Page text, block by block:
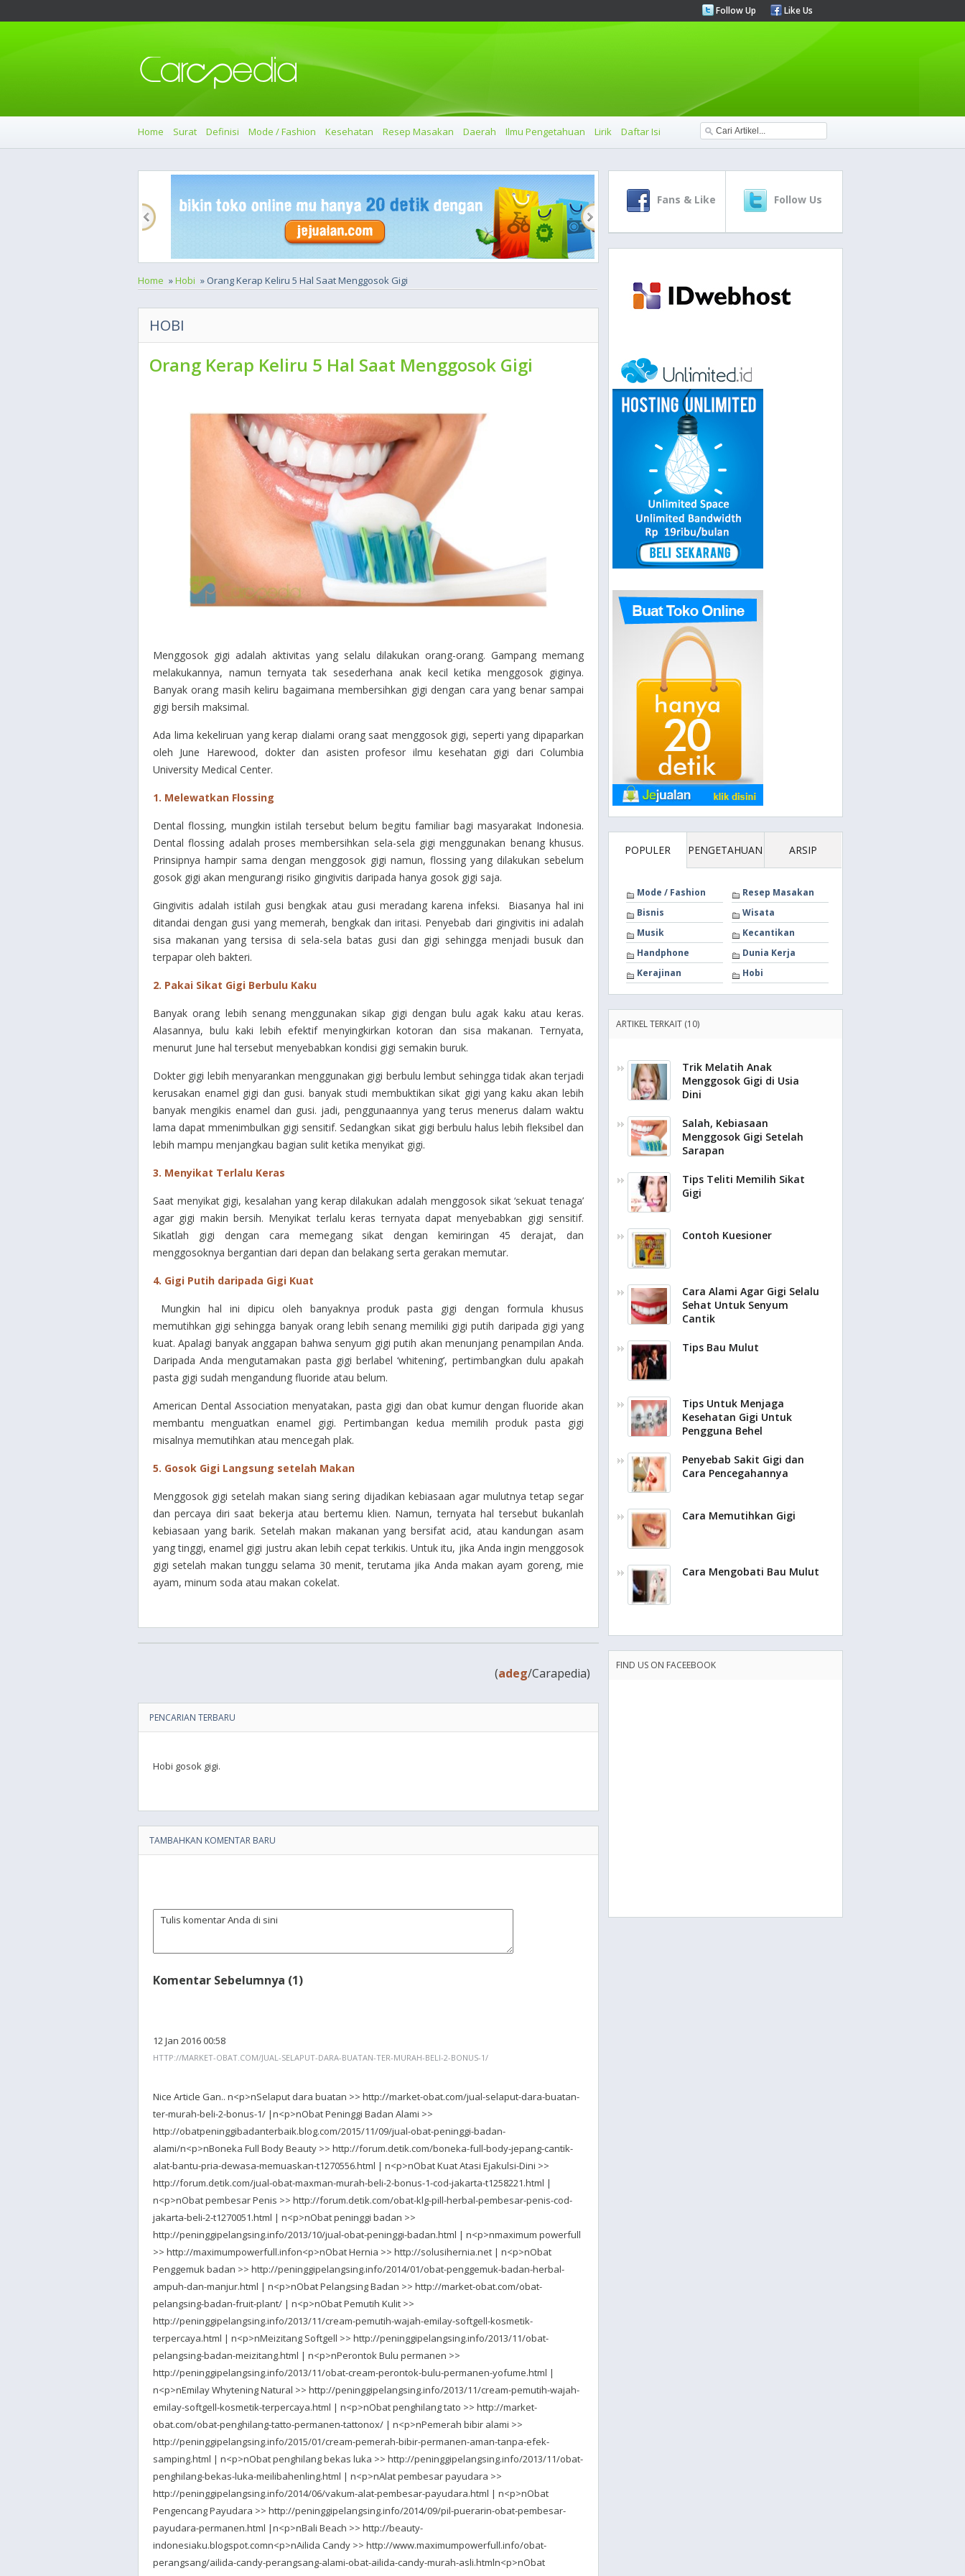
Follow Up Like Us
Home Surat Definisi Mode / Fashion Kesehatan Resep Masakan Daerah Ilmu Pengetahuan Lirik Daftar Isi
Home »Hobi » Orang Kerap Keliru 5 Hal Saat Menggosok Gigi
HOBI
Orang Kerap Keliru 5 Hal Saat Menggosok Gigi
Menggosok gigi adalah aktivitas yang selalu dilakukan orang-orang. Gampang memang
melakukannya, namun ternyata tak sesederhana anak kecil ketika menggosok giginya.
Banyak orang masih keliru bagaimana membersihkan gigi dengan cara yang benar sampai
gigi bersih maksimal.
Ada lima kekeliruan yang kerap dialami orang saat menggosok gigi, seperti yang dipaparkan
oleh June Harewood, dokter dan asisten profesor ilmu kesehatan gigi dari Columbia
University Medical Center.
1. Melewatkan Flossing
Dental flossing, mungkin istilah tersebut belum begitu familiar bagi masyarakat Indonesia.
Dental flossing adalah proses membersihkan sela-sela gigi menggunakan benang khusus.
Prinsipnya hampir sama dengan menggosok gigi namun, flossing yang dilakukan sebelum
gosok gigi akan mengurangi risiko gingivitis daripada hanya gosok gigi saja.
Gingivitis adalah istilah gusi bengkak atau gusi meradang karena infeksi. Biasanya hal ini
ditandai dengan gusi yang memerah, bengkak dan iritasi. Penyebab dari gingivitis ini adalah
sisa makanan yang tersisa di sela-sela batas gusi dan gigi sehingga menjadi busuk dan
terpapar oleh bakteri.
2. Pakai Sikat Gigi Berbulu Kaku
Banyak orang lebih senang menggunakan sikap gigi dengan bulu agak kaku atau keras.
Alasannya, bulu kaki lebih efektif menyingkirkan kotoran dan sisa makanan. Ternyata,
menurut June hal tersebut menyebabkan kondisi gigi semakin buruk.
Dokter gigi lebih menyarankan menggunakan gigi berbulu lembut sehingga tidak akan terjadi
kerusakan enamel gigi dan gusi. banyak studi membuktikan sikat gigi yang kaku akan lebih
banyak mengikis enamel dan gusi. jadi, penggunaannya yang terus menerus dalam waktu
lama dapat mmenimbulkan gigi sensitif. Sedangkan sikat gigi berbulu halus lebih fleksibel dan
lebih mampu menjangkau bagian sulit ketika menyikat gigi.
3. Menyikat Terlalu Keras
Saat menyikat gigi, kesalahan yang kerap dilakukan adalah menggosok sikat ‘sekuat tenaga’
agar gigi makin bersih. Menyikat terlalu keras ternyata dapat menyebabkan gigi sensitif.
Sikatlah gigi dengan cara memegang sikat dengan kemiringan 45 derajat, dan
menggosoknya bergantian dari depan dan belakang serta gerakan memutar.
4. Gigi Putih daripada Gigi Kuat
Mungkin hal ini dipicu oleh banyaknya produk pasta gigi dengan formula khusus
memutihkan gigi sehingga banyak orang lebih senang memiliki gigi putih daripada gigi yang
kuat. Apalagi banyak anggapan bahwa senyum gigi putih akan menunjang penampilan Anda.
Daripada Anda mengutamakan pasta gigi berlabel ‘whitening’, pertimbangkan dulu apakah
pasta gigi sudah mengandung fluoride atau belum.
American Dental Association menyatakan, pasta gigi dan obat kumur dengan fluoride akan
membantu menguatkan enamel gigi. Pertimbangan kedua memilih produk pasta gigi
misalnya memutihkan atau mencegah plak.
5. Gosok Gigi Langsung setelah Makan
Menggosok gigi setelah makan siang sering dijadikan kebiasaan agar mulutnya tetap segar
dan percaya diri saat bekerja atau bertemu klien. Namun, ternyata hal tersebut bukanlah
kebiasaan yang barik. Setelah makan makanan yang bersifat acid, atau kandungan asam
yang tinggi, enamel gigi justru akan lebih cepat terkikis. Untuk itu, jika Anda ingin menggosok
gigi setelah makan tunggu selama 30 menit, terutama jika Anda makan ayam goreng, mie
ayam, minum soda atau makan cokelat.
(adeg/Carapedia)
PENCARIAN TERBARU
Hobi gosok gigi.
TAMBAHKAN KOMENTAR BARU
Komentar Sebelumnya (1)
12 Jan 2016 00:58
HTTP://MARKET-OBAT.COM/JUAL-SELAPUT-DARA-BUATAN-TER-MURAH-BELI-2-BONUS-1/
Nice Article Gan.. n<p>nSelaput dara buatan >> http://market-obat.com/jual-selaput-dara-buatan-
ter-murah-beli-2-bonus-1/ |n<p>nObat Peninggi Badan Alami >>
http://obatpeninggibadanterbaik.blog.com/2015/11/09/jual-obat-peninggi-badan-
alami/n<p>nBoneka Full Body Beauty >> http://forum.detik.com/boneka-full-body-jepang-cantik-
alat-bantu-pria-dewasa-memuaskan-t1270556.html | n<p>nObat Kuat Atasi Ejakulsi-Dini >>
http://forum.detik.com/jual-obat-maxman-murah-beli-2-bonus-1-cod-jakarta-t1258221.html |
n<p>nObat pembesar Penis >> http://forum.detik.com/obat-klg-pill-herbal-pembesar-penis-cod-
jakarta-beli-2-t1270051.html | n<p>nObat peninggi badan >>
http://peninggipelangsing.info/2013/10/jual-obat-peninggi-badan.html | n<p>nmaximum powerfull
>> http://maximumpowerfull.infon<p>nObat Hernia >> http://solusihernia.net | n<p>nObat
Penggemuk badan >> http://peninggipelangsing.info/2014/01/obat-penggemuk-badan-herbal-
ampuh-dan-manjur.html | n<p>nObat Pelangsing Badan >> http://market-obat.com/obat-
pelangsing-badan-fruit-plant/ | n<p>nObat Pemutih Kulit >>
http://peninggipelangsing.info/2013/11/cream-pemutih-wajah-emilay-softgell-kosmetik-
terpercaya.html | n<p>nMeizitang Softgell >> http://peninggipelangsing.info/2013/11/obat-
pelangsing-badan-meizitang.html | n<p>nPerontok Bulu permanen >>
http://peninggipelangsing.info/2013/11/obat-cream-perontok-bulu-permanen-yofume.html |
n<p>nEmilay Whytening Natural >> http://peninggipelangsing.info/2013/11/cream-pemutih-wajah-
emilay-softgell-kosmetik-terpercaya.html | n<p>nObat penghilang tato >> http://market-
obat.com/obat-penghilang-tatto-permanen-tattonox/ | n<p>nPemerah bibir alami >>
http://peninggipelangsing.info/2015/01/cream-pemerah-bibir-permanen-aman-tanpa-efek-
samping.html | n<p>nObat penghilang bekas luka >> http://peninggipelangsing.info/2013/11/obat-
penghilang-bekas-luka-meilibahenling.html | n<p>nAlat pembesar payudara >>
http://peninggipelangsing.info/2014/06/vakum-alat-pembesar-payudara.html | n<p>nObat
Pengencang Payudara >> http://peninggipelangsing.info/2014/09/pil-puerarin-obat-pembesar-
payudara-permanen.html |n<p>nBali Beach >> http://beauty-
indonesiaku.blogspot.comn<p>nAilida Candy >> http://www.maximumpowerfull.info/obat-
perangsang/ailida-candy-perangsang-alami-obat-ailida-candy-murah-asli.htmln<p>nObat
Fans & Like Follow Us
POPULER PENGETAHUAN ARSIP
Mode / Fashion
Resep Masakan
Bisnis
Wisata
Musik
Kecantikan
Handphone
Dunia Kerja
Kerajinan
Hobi
ARTIKEL TERKAIT (10)
Trik Melatih Anak
Menggosok Gigi di Usia
Dini
Salah, Kebiasaan
Menggosok Gigi Setelah
Sarapan
Tips Teliti Memilih Sikat
Gigi
Contoh Kuesioner
Cara Alami Agar Gigi Selalu
Sehat Untuk Senyum
Cantik
Tips Bau Mulut
Tips Untuk Menjaga
Kesehatan Gigi Untuk
Pengguna Behel
Penyebab Sakit Gigi dan
Cara Pencegahannya
Cara Memutihkan Gigi
Cara Mengobati Bau Mulut
FIND US ON FACEEBOOK